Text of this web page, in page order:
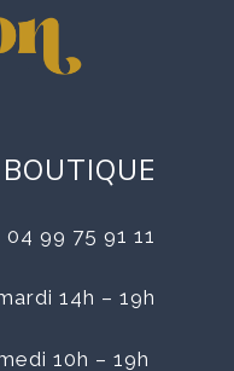
BOUTIQUE
04 99 75 91 11
14h – 19h
10h – 19h